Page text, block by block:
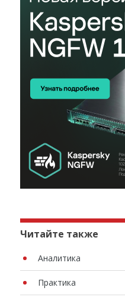
Читайте также
Аналитика
Практика